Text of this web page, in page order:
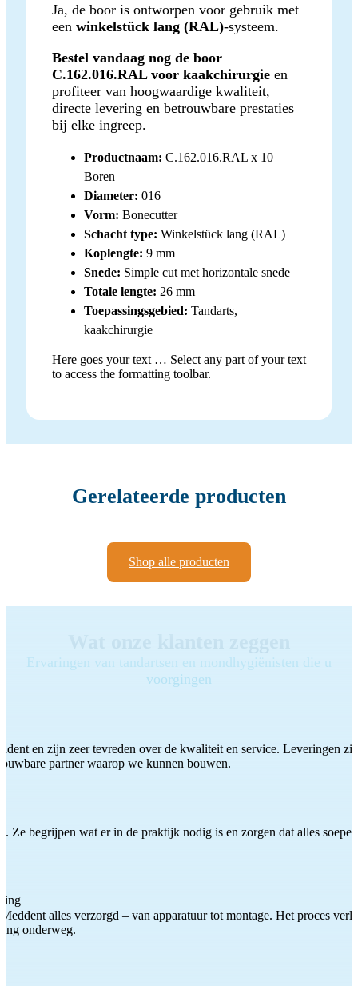
Ja, de boor is ontworpen voor gebruik met
een winkelstück lang (RAL)-systeem.
Bestel vandaag nog de boor
C.162.016.RAL voor kaakchirurgie en
profiteer van hoogwaardige kwaliteit,
directe levering en betrouwbare prestaties
bij elke ingreep.
Productnaam: C.162.016.RAL x 10
Boren
Diameter: 016
Vorm: Bonecutter
Schacht type: Winkelstück lang (RAL)
Koplengte: 9 mm
Snede: Simple cut met horizontale snede
Totale lengte: 26 mm
Toepassingsgebied: Tandarts,
kaakchirurgie
Here goes your text … Select any part of your text
to access the formatting toolbar.
Gerelateerde producten
Shop alle producten
Ervaringen van tandartsen en mondhygiënisten die u
voorgingen
en zijn zeer tevreden over de kwaliteit en service. Leveringen
partner waarop we kunnen bouwen.
Ze begrijpen wat er in de praktijk nodig is en zorgen dat alles
alles verzorgd – van apparatuur tot montage. Het proces
onderweg.